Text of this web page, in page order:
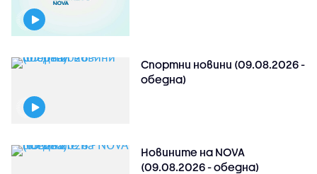
Спортни новини (09.08.2026 -
обедна)
Новините на NOVA
(09.08.2026 - обедна)